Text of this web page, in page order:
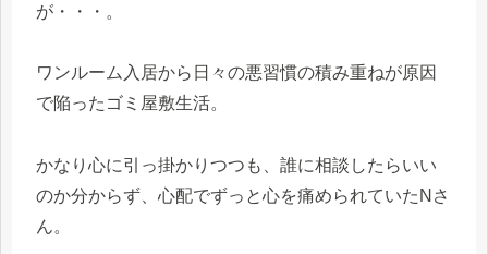
が・・・。
ワンルーム入居から日々の悪習慣の積み重ねが原因
で陥ったゴミ屋敷生活。
かなり心に引っ掛かりつつも、誰に相談したらいい
のか分からず、心配でずっと心を痛められていたNさ
ん。